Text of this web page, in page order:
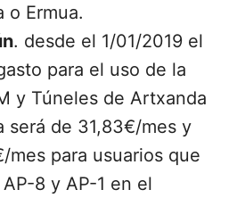
o Ermua.
. desde el 1/01/2019 el
para el uso de la
y Túneles de Artxanda
será de 31,83€/mes y
mes para usuarios que
8 y AP-1 en el